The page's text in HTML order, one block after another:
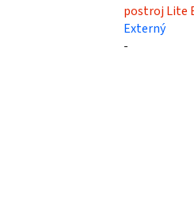
postroj Lite
Externý
-